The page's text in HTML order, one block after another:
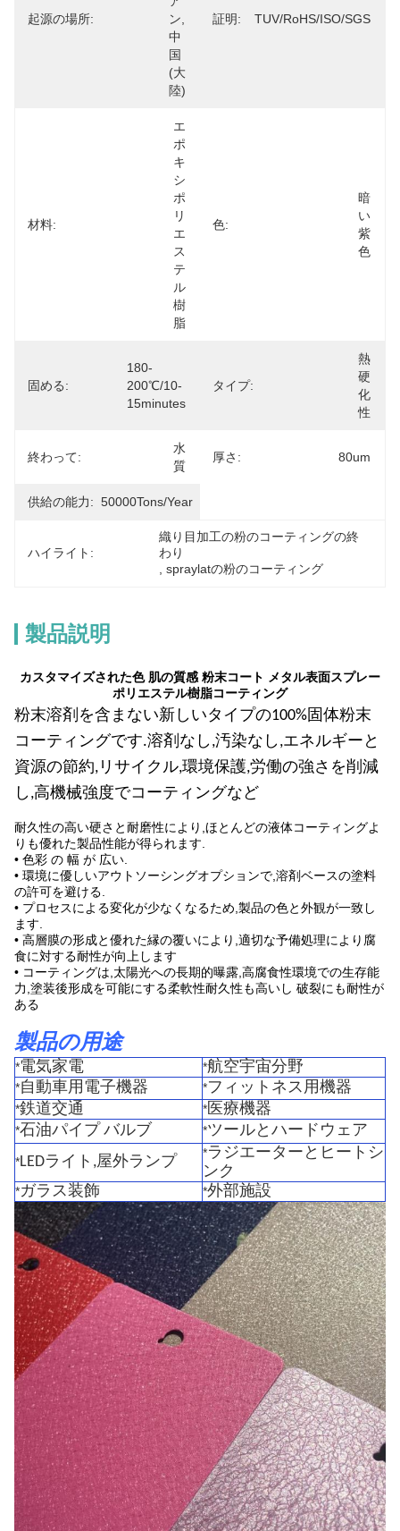
起源の場所:
ン,
中
国
(大
陸)
証明: TUV/RoHS/ISO/SGS
材料:
エ
ポ
キ
シ
ポ
リ
エ
ス
テ
ル
樹
脂
色:
暗
い
紫
色
固める:
180-
200℃/10-
15minutes
タイプ:
熱
硬
化
性
終わって:
水
質
厚さ: 80um
供給の能力: 50000Tons/Year
ハイライト:
織り目加工の粉のコーティングの終
わり
, spraylatの粉のコーティング
製品説明
カスタマイズされた色 肌の質感 粉末コート メタル表面スプレー
ポリエステル樹脂コーティング
粉末溶剤を含まない新しいタイプの100%固体粉末
コーティングです.溶剤なし,汚染なし,エネルギーと
資源の節約,リサイクル,環境保護,労働の強さを削減
し,高機械強度でコーティングなど
耐久性の高い硬さと耐磨性により,ほとんどの液体コーティングよ
りも優れた製品性能が得られます.
• 色彩 の 幅 が 広い.
• 環境に優しいアウトソーシングオプションで,溶剤ベースの塗料
の許可を避ける.
• プロセスによる変化が少なくなるため,製品の色と外観が一致し
ます.
• 高層膜の形成と優れた縁の覆いにより,適切な予備処理により腐
食に対する耐性が向上します
• コーティングは,太陽光への長期的曝露,高腐食性環境での生存能
力,塗装後形成を可能にする柔軟性耐久性も高いし 破裂にも耐性が
ある
製品の用途
*電気家電 *航空宇宙分野
*自動車用電子機器 *フィットネス用機器
*鉄道交通 *医療機器
*石油パイプ バルブ *ツールとハードウェア
*LEDライト,屋外ランプ
*ラジエーターとヒートシ
ンク
*ガラス装飾 *外部施設